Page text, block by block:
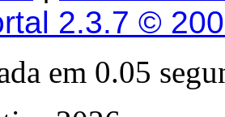
2.3.7 ©
em 0.05